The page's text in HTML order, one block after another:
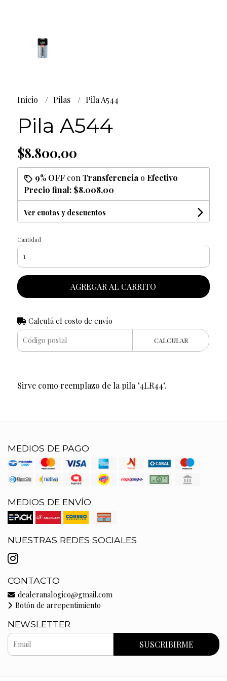
Inicio Pilas Pila A544
Pila A544
$8.800,00
9% OFFcon Transferencia o Efectivo
Precio final: $8.008,00
Ver cuotas y descuentos
Cantidad
AGREGAR AL CARRITO
Calculá el costo de envío
CALCULAR
Sirve como reemplazo de la pila "4LR44".
MEDIOS DE PAGO
MEDIOS DE ENVÍO
NUESTRAS REDES SOCIALES
CONTACTO
dealeranalogico@gmail.com
Botón de arrepentimiento
NEWSLETTER
SUSCRIBIRME